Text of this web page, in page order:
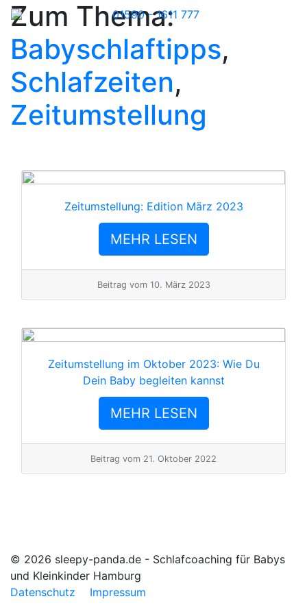
01590 - 1611 777
Zum Thema:
Babyschlaftipps,
Schlafzeiten,
Zeitumstellung
Zeitumstellung: Edition März 2023
MEHR LESEN
Beitrag vom 10. März 2023
Zeitumstellung im Oktober 2023: Wie Du
Dein Baby begleiten kannst
MEHR LESEN
Beitrag vom 21. Oktober 2022
© 2026 sleepy-panda.de - Schlafcoaching für Babys
und Kleinkinder Hamburg
Datenschutz
Impressum